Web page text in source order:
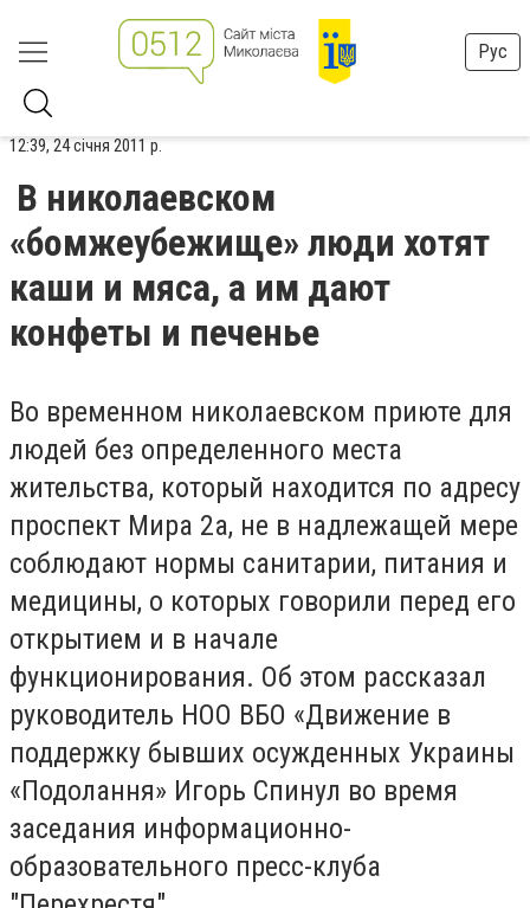
Рус
12:39, 24 січня 2011 р.
В николаевском
«бомжеубежище» люди хотят
каши и мяса, а им дают
конфеты и печенье
Во временном николаевском приюте для
людей без определенного места
жительства, который находится по адресу
проспект Мира 2а, не в надлежащей мере
соблюдают нормы санитарии, питания и
медицины, о которых говорили перед его
открытием и в начале
функционирования. Об этом рассказал
руководитель НОО ВБО «Движение в
поддержку бывших осужденных Украины
«Подолання» Игорь Спинул во время
заседания информационно-
образовательного пресс-клуба